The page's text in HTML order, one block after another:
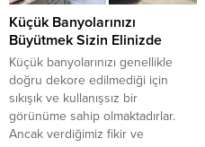
Küçük Banyolarınızı
Büyütmek Sizin Elinizde
Küçük banyolarınızı genellikle
doğru dekore edilmediği için
sıkışık ve kullanışsız bir
görünüme sahip olmaktadırlar.
Ancak verdiğimiz fikir ve